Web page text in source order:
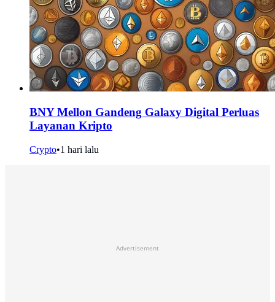
BNY Mellon Gandeng Galaxy Digital Perluas
Layanan Kripto
Crypto•1 hari lalu
Advertisement